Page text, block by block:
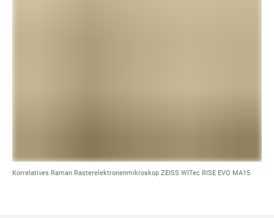
Korrelatives Raman Rasterelektronenmikroskop ZEISS WITec RISE EVO MA15